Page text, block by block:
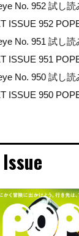
No. 952 試し読
ISSUE 952
No. 951 試し読
ISSUE 951
No. 950 試し読
ISSUE 950